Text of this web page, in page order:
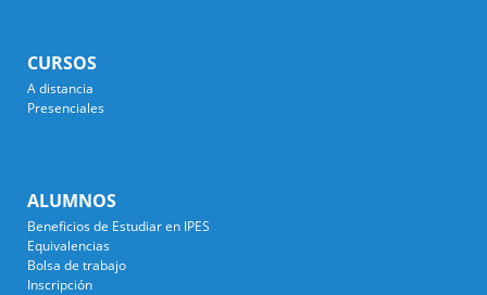
CURSOS
A distancia
Presenciales
ALUMNOS
Beneficios de Estudiar en IPES
Equivalencias
Bolsa de trabajo
Inscripción